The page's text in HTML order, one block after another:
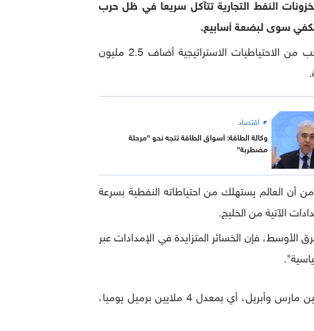
النفط التجارية تتآكل سريعا في ظل حرب
سوى لبضعة أسابيع.
في باريس أن السحب من الاحتياطيات الاستراتيجية أضاف 2.5 مليون
اقتصاد
وكالة الطاقة: أسواق الطاقة تتجه نحو "مرحلة
مضطربة"
أن العالم يستهلك من احتياطاته النفطية بسرعة
الآتية من الخليج.
فإن الخسائر المتزايدة في الإمدادات عبر
وتراجعت المخزونات العالمية بمقدار 250 مليون برميل ما بين مارس وأبريل، أي بمعدل 4 ملايين برميل يوميا،